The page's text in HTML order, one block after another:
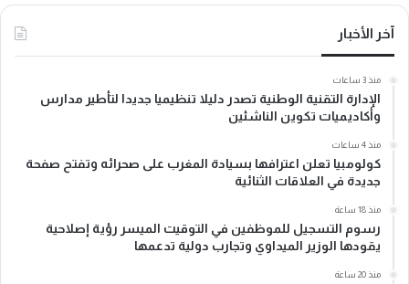
آخر الأخبار
منذ 3 ساعات
الإدارة التقنية الوطنية تصدر دليلا تنظيميا جديدا لتأطير مدارس
وأكاديميات تكوين الناشئين
منذ 4 ساعات
كولومبيا تعلن اعترافها بسيادة المغرب على صحرائه وتفتح صفحة
جديدة في العلاقات الثنائية
منذ 18 ساعة
رسوم التسجيل للموظفين في التوقيت الميسر رؤية إصلاحية
يقودها الوزير الميداوي وتجارب دولية تدعمها
منذ 20 ساعة